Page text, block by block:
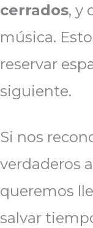
cerrados, y
música.
reservar
siguiente.
Si nos
verdaderos
queremos
salvar